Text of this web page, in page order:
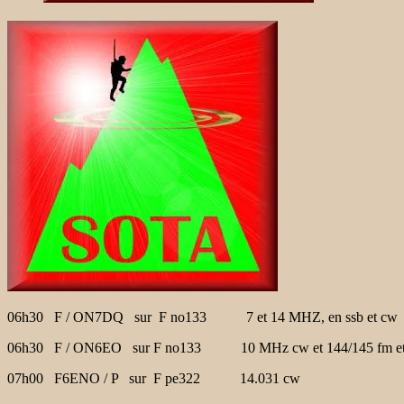
06h30 F / ON7DQ sur F no133 7 et 14 MHZ, en ssb et cw
06h30 F / ON6EO sur F no133 10 MHz cw et 144/145 fm et
07h00 F6ENO / P sur F pe322 14.031 cw